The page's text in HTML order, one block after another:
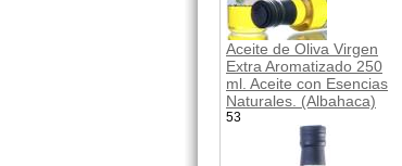
Aceite de Oliva Virgen
Extra Aromatizado 250
ml. Aceite con Esencias
Naturales. (Albahaca)
53